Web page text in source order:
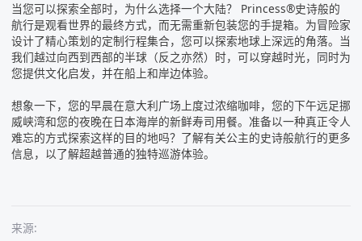
当您可以探索全部时，为什么选择一个大陆？ Princess®史诗般的
航行是观看世界的最终方式，而无需重新包装您的手提箱。为冒险家
设计了精心策划的定制行程集合，您可以探索地球上深远的角落。当
我们越过向西到西部的半球（反之亦然）时，可以穿越时光，同时为
您提供文化启发，并在船上和岸边体验。
想象一下，您的早晨在意大利广场上度过浓缩咖啡，您的下午远足挪
威峡湾和您的夜晚在日本海岸的新鲜寿司用餐。准备以一种真正令人
难忘的方式探索这样的目的地吗？了解有关公主的史诗般航行的更多
信息，以了解超越普通的独特巡游体验。
来源: